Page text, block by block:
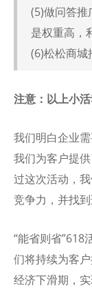
(5)做问答推
是权重高，
(6)松松商城
注意：以上小
我们明白企业
我们为客户提
过这次活动，
竞争力，并找到
“能省则省”618
们将持续为客
经济下滑期，实